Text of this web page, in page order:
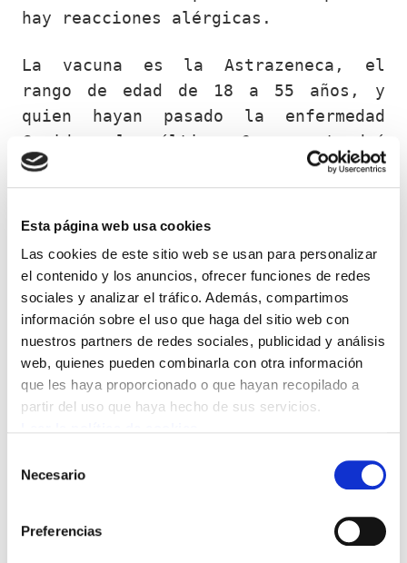
Esta página web usa cookies
Las cookies de este sitio web se usan para personalizar
el contenido y los anuncios, ofrecer funciones de redes
sociales y analizar el tráfico. Además, compartimos
información sobre el uso que haga del sitio web con
nuestros partners de redes sociales, publicidad y análisis
web, quienes pueden combinarla con otra información
que les haya proporcionado o que hayan recopilado a
partir del uso que haya hecho de sus servicios.
Necesario
Preferencias
hay reacciones alérgicas.
La vacuna es la Astrazeneca, el
rango de edad de 18 a 55 años, y
quien hayan pasado la enfermedad
Covid en los últimos 6 meses tendrá
que esperar. Serán 2 dosis separadas
entre ellas 10-12 semanas.
Se realizará principalmente en la
semana de libre. ELA ha exigido que
se realice en semanas de trabajo, y
en cualquier caso se abonen gastos
de desplazamiento.
Los criterios de priorización han
dependido del tipo de tareas y del
y 3, se vacunarían en esta fase 1,